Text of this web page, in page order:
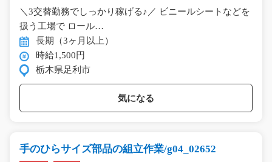
＼3交替勤務でしっかり稼げる♪／ ビニールシートなどを
扱う工場で ロール…
長期（3ヶ月以上）
時給1,500円
栃木県足利市
気になる
手のひらサイズ部品の組立作業/g04_02652